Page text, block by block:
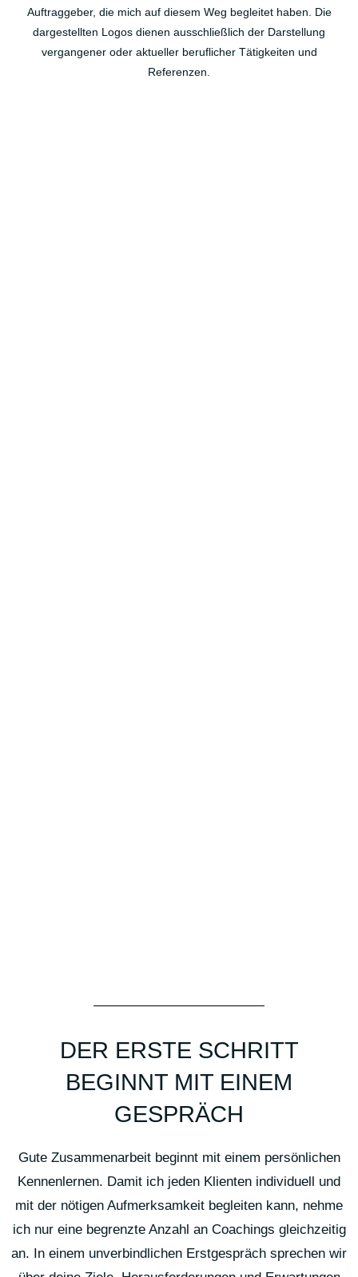
Auftraggeber, die mich auf diesem Weg begleitet haben. Die
dargestellten Logos dienen ausschließlich der Darstellung
vergangener oder aktueller beruflicher Tätigkeiten und
Referenzen.
Wolfenbüttel. Speaker Hannover. Speaker Köln. Speaker Hamburg.
Speaker Wolfsburg. Speaker Salzgitter. Speaker Wien. Moderator
Wolfenbüttel. Moderator Hannover. Moderator Köln. Moderator
Wolfsburg. Dozent. Referent. Fitness. Gesundheit. Ernährung.
DER ERSTE SCHRITT
BEGINNT MIT EINEM
GESPRÄCH
Gute Zusammenarbeit beginnt mit einem persönlichen
Kennenlernen. Damit ich jeden Klienten individuell und
mit der nötigen Aufmerksamkeit begleiten kann, nehme